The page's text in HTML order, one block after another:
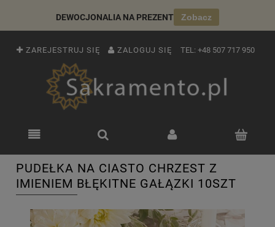
DEWOCJONALIA NA PREZENT Zobacz
ZAREJESTRUJ SIĘ ZALOGUJ SIĘ TEL: +48 507 717 950
PUDEŁKA NA CIASTO CHRZEST Z
IMIENIEM BŁĘKITNE GAŁĄZKI 10SZT